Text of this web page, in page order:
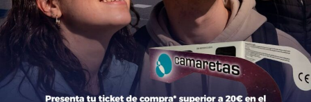
El Cinede Soria